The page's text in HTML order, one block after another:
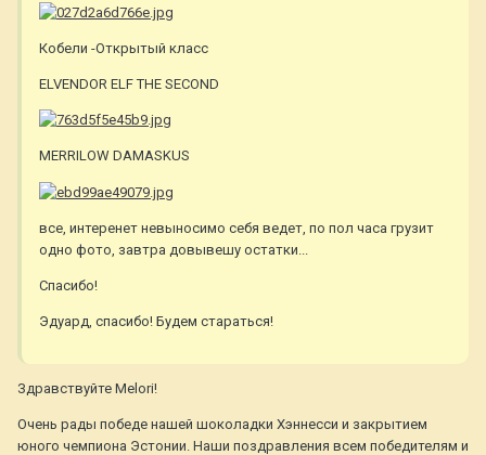
Кобели -Открытый класс
ELVENDOR ELF THE SECOND
MERRILOW DAMASKUS
все, интеренет невыносимо себя ведет, по пол часа грузит
одно фото, завтра довывешу остатки...
Спасибо!
Эдуард, спасибо! Будем стараться!
Здравствуйте Melori!
Очень рады победе нашей шоколадки Хэннесси и закрытием
юного чемпиона Эстонии. Наши поздравления всем победителям и